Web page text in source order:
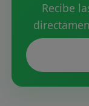
Recibe